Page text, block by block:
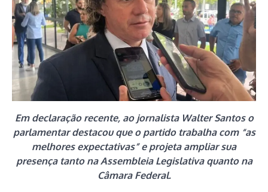
Em declaração recente, ao jornalista Walter Santos o
parlamentar destacou que o partido trabalha com “as
melhores expectativas” e projeta ampliar sua
presença tanto na Assembleia Legislativa quanto na
Câmara Federal.